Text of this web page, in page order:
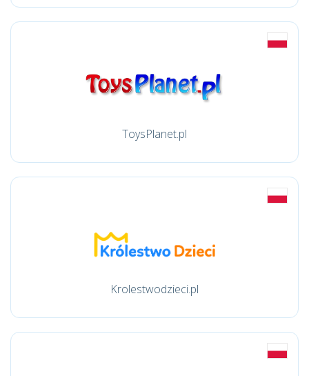
ToysPlanet.pl
Krolestwodzieci.pl